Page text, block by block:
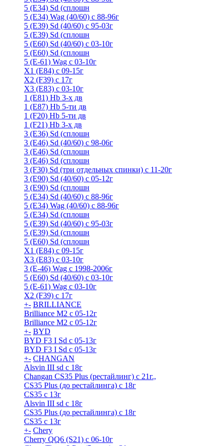
5 (E34) Sd (сплошн
5 (E34) Wag (40/60) с 88-96г
5 (E39) Sd (40/60) с 95-03г
5 (E39) Sd (сплошн
5 (E60) Sd (40/60) с 03-10г
5 (E60) Sd (сплошн
5 (Е-61) Wag с 03-10г
X1 (E84) с 09-15г
X2 (F39) с 17г
X3 (E83) с 03-10г
1 (Е81) Hb 3-х дв
1 (Е87) Hb 5-ти дв
1 (F20) Hb 5-ти дв
1 (F21) Hb 3-х дв
3 (E36) Sd (сплошн
3 (Е46) Sd (40/60) с 98-06г
3 (Е46) Sd (сплошн
3 (E46) Sd (сплошн
3 (F30) Sd (три отдельных спинки) с 11-20г
3 (Е90) Sd (40/60) с 05-12г
3 (Е90) Sd (сплошн
5 (E34) Sd (40/60) с 88-96г
5 (E34) Wag (40/60) с 88-96г
5 (E34) Sd (сплошн
5 (E39) Sd (40/60) с 95-03г
5 (E39) Sd (сплошн
5 (E60) Sd (сплошн
X1 (E84) с 09-15г
X3 (E83) с 03-10г
3 (Е-46) Wag с 1998-2006г
5 (E60) Sd (40/60) с 03-10г
5 (Е-61) Wag с 03-10г
X2 (F39) с 17г
+- BRILLIANCE
Brilliance M2 с 05-12г
Brilliance M2 с 05-12г
+- BYD
BYD F3 I Sd с 05-13г
BYD F3 I Sd с 05-13г
+- CHANGAN
Alsvin III sd с 18г
Changan CS35 Plus (рестайлинг) с 21г.,
CS35 Plus (до рестайлинга) с 18г
CS35 с 13г
Alsvin III sd с 18г
CS35 Plus (до рестайлинга) с 18г
CS35 с 13г
+- Chery
Cherry QQ6 (S21) с 06-10г